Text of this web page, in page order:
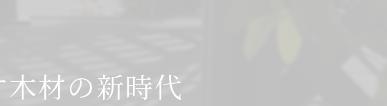
フェンス
材の新時代